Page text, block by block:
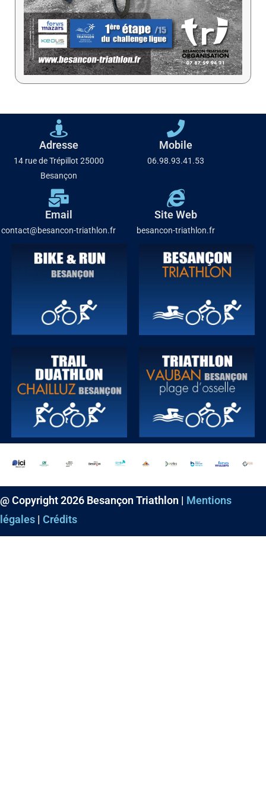
Adresse
14 rue de Trépillot 25000
Besançon
Mobile
06.98.93.41.53
Email
contact@besancon-triathlon.fr
Site Web
besancon-triathlon.fr
@ Copyright 2026 Besançon Triathlon | Mentions
légales | Crédits